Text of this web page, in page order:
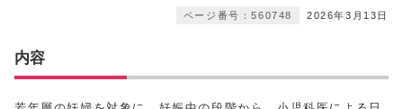
2026年3月13日
ページ番号：560748
内容